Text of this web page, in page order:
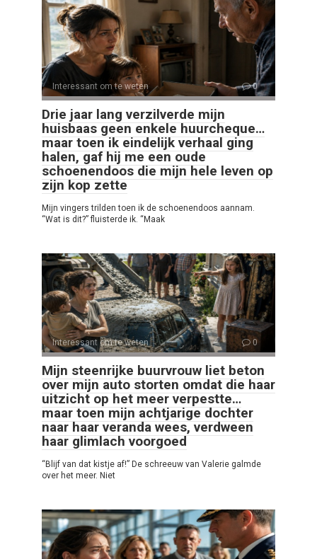
Interessant om te weten 0
Drie jaar lang verzilverde mijn
huisbaas geen enkele huurcheque…
maar toen ik eindelijk verhaal ging
halen, gaf hij me een oude
schoenendoos die mijn hele leven op
zijn kop zette
Mijn vingers trilden toen ik de schoenendoos aannam.
“Wat is dit?” fluisterde ik. “Maak
Interessant om te weten 0
Mijn steenrijke buurvrouw liet beton
over mijn auto storten omdat die haar
uitzicht op het meer verpestte…
maar toen mijn achtjarige dochter
naar haar veranda wees, verdween
haar glimlach voorgoed
“Blijf van dat kistje af!” De schreeuw van Valerie galmde
over het meer. Niet